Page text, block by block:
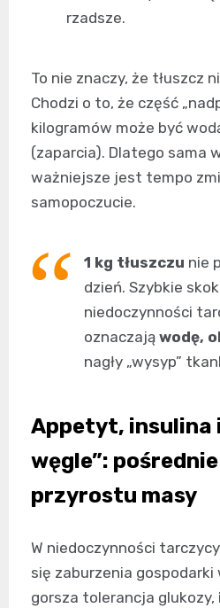
rzadsze.
To nie znaczy, że tłuszcz
Chodzi o to, że część
kilogramów może być
(zaparcia). Dlatego sama
ważniejsze jest tempo
samopoczucie.
1 kg tłuszczu nie
dzień. Szybkie
niedoczynności
oznaczają wodę,
nagły „wysyp”
Appetyt, insulina
węgle”:
przyrostu masy
W niedoczynności
się zaburzenia
gorsza tolerancja glukozy,